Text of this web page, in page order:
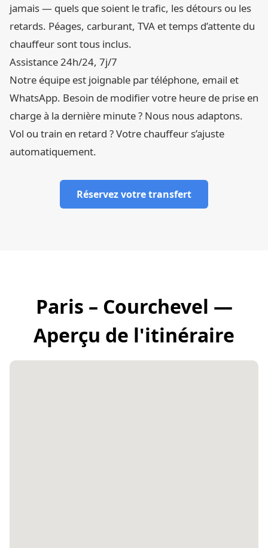
jamais — quels que soient le trafic, les détours ou les
retards. Péages, carburant, TVA et temps d’attente du
chauffeur sont tous inclus.
Assistance 24h/24, 7j/7
Notre équipe est joignable par téléphone, email et
WhatsApp. Besoin de modifier votre heure de prise en
charge à la dernière minute ? Nous nous adaptons.
Vol ou train en retard ? Votre chauffeur s’ajuste
automatiquement.
Réservez votre transfert
Paris – Courchevel —
Aperçu de l'itinéraire